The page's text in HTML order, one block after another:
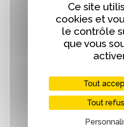
Magasin du Chant des
Ce site
cookies et
le contrôle
que vous
Tout
Tout